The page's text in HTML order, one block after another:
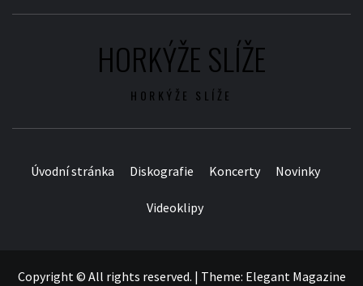
HORKÝŽE SLÍŽE
HORKÝŽE SLÍŽE
Úvodní stránka Diskografie Koncerty Novinky
Videoklipy
Copyright © All rights reserved. | Theme: Elegant Magazine